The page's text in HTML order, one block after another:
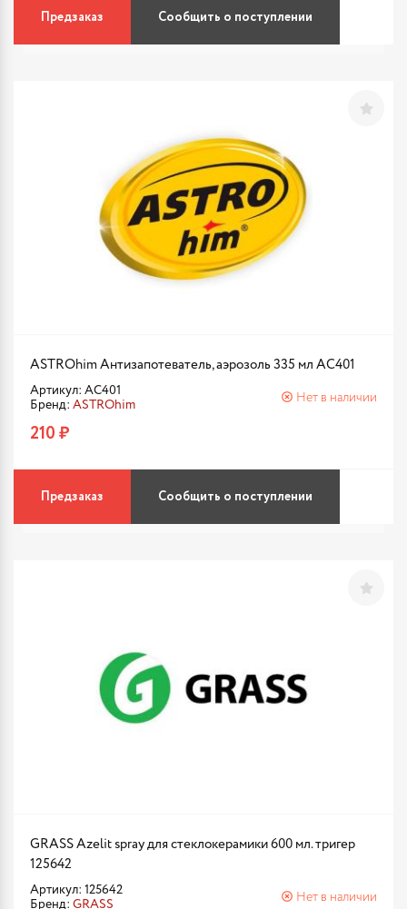
Предзаказ Сообщить о поступлении
ASTROhim Антизапотеватель, аэрозоль 335 мл AC401
Артикул: AC401
Бренд: ASTROhim
Нет в наличии
210 ₽
Предзаказ Сообщить о поступлении
GRASS Azelit spray для стеклокерамики 600 мл. тригер
125642
Артикул: 125642
Бренд: GRASS
Нет в наличии